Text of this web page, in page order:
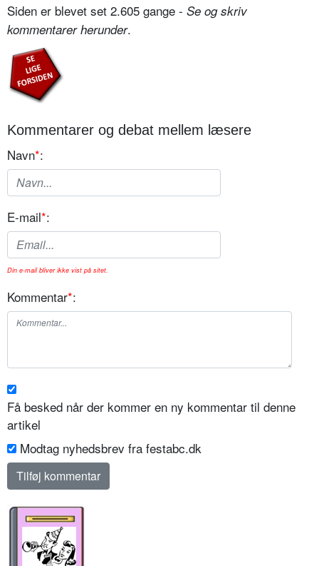
Siden er blevet set 2.605 gange - Se og skriv
kommentarer herunder.
Kommentarer og debat mellem læsere
Navn*:
E-mail*:
Din e-mail bliver ikke vist på sitet.
Kommentar*:
Få besked når der kommer en ny kommentar til denne
artikel
Modtag nyhedsbrev fra festabc.dk